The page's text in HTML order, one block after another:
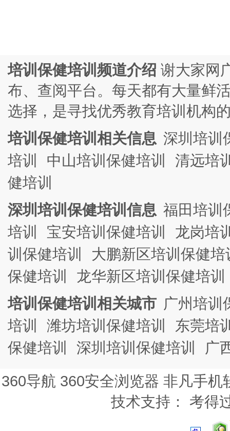
培训保健培训频道介绍 谢大家网
布、查阅平台。每天都有大量鲜
选择，是寻找优秀教育培训机构
培训保健培训相关信息 深圳培训
培训
中山培训保健培训
清远培
健培训
深圳培训保健培训信息 福田培训
培训
宝安培训保健培训
龙岗培
训保健培训
大鹏新区培训保健培
保健培训
龙华新区培训保健培训
培训保健培训相关城市 广州培训
培训
潍坊培训保健培训
东莞培
保健培训
深圳培训保健培训
广
360导航 360安全浏览器 非凡手机
技术支持： 考得